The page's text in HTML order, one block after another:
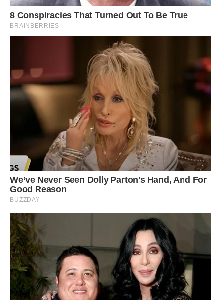
Далі аймемося начинками.
Перша – вишнева. Вишню можна взяти свіжу, морожену,
вже готову, консервовану у власному соку, або з варення.
Головне, щоб вона була без кісточок. Якщо вишня
заморожена, то розморожуємо, засипаємо цукром на свій
смак. Ставимо вишню на повільний вогонь і доводимо до
кипіння. Кип’ятимо хвилин п’ять, потім даємо охолонути
вишні в сиропі і відкидаємо ягідки на друшлак. Даємо
сиропу повністю стекти.